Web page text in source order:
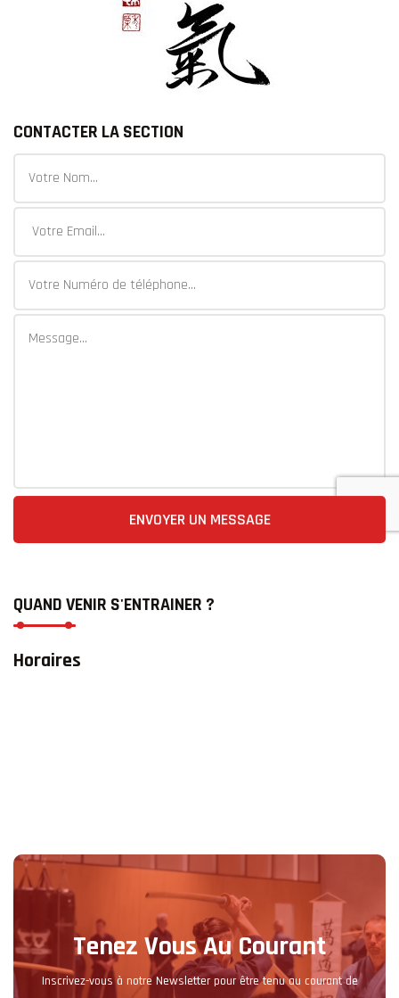
CONTACTER LA SECTION
ENVOYER UN MESSAGE
QUAND VENIR S'ENTRAINER ?
Horaires
Tenez Vous Au Courant
Inscrivez-vous à notre Newsletter pour être tenu au courant de